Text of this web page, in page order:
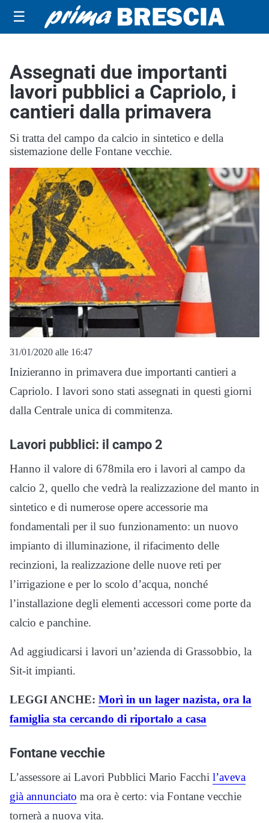
☰
Assegnati due importanti
lavori pubblici a Capriolo, i
cantieri dalla primavera
Si tratta del campo da calcio in sintetico e della
sistemazione delle Fontane vecchie.
31/01/2020 alle 16:47
Inizieranno in primavera due importanti cantieri a
Capriolo. I lavori sono stati assegnati in questi giorni
dalla Centrale unica di commitenza.
Lavori pubblici: il campo 2
Hanno il valore di 678mila ero i lavori al campo da
calcio 2, quello che vedrà la realizzazione del manto in
sintetico e di numerose opere accessorie ma
fondamentali per il suo funzionamento: un nuovo
impianto di illuminazione, il rifacimento delle
recinzioni, la realizzazione delle nuove reti per
l’irrigazione e per lo scolo d’acqua, nonché
l’installazione degli elementi accessori come porte da
calcio e panchine.
Ad aggiudicarsi i lavori un’azienda di Grassobbio, la
Sit-it impianti.
LEGGI ANCHE: Morì in un lager nazista, ora la
famiglia sta cercando di riportalo a casa
Fontane vecchie
L’assessore ai Lavori Pubblici Mario Facchi l’aveva
già annunciato ma ora è certo: via Fontane vecchie
tornerà a nuova vita.